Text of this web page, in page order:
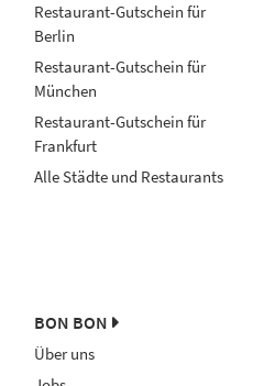
Restaurant-Gutschein für
Berlin
Restaurant-Gutschein für
München
Restaurant-Gutschein für
Frankfurt
Alle Städte und Restaurants
BON BON
Über uns